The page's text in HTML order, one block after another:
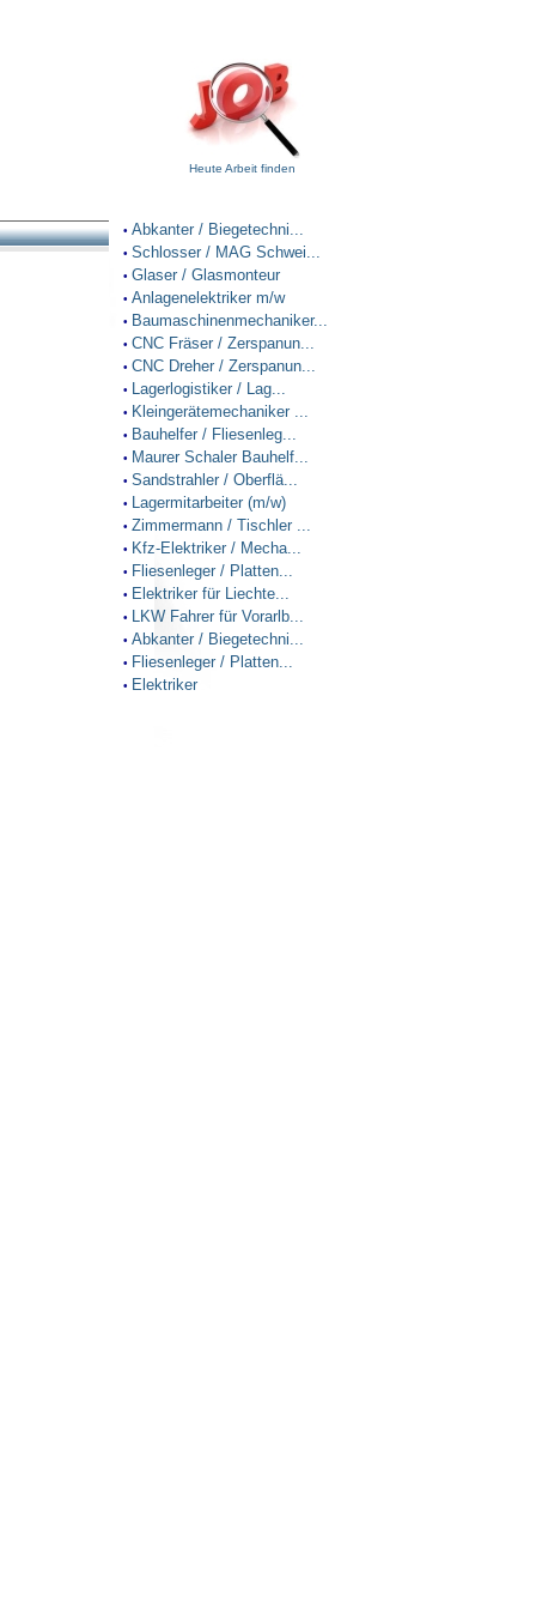
Heute Arbeit finden
• Abkanter / Biegetechni...
• Schlosser / MAG Schwei...
• Glaser / Glasmonteur
• Anlagenelektriker m/w
• Baumaschinenmechaniker...
• CNC Fräser / Zerspanun...
• CNC Dreher / Zerspanun...
• Lagerlogistiker / Lag...
• Kleingerätemechaniker ...
• Bauhelfer / Fliesenleg...
• Maurer Schaler Bauhelf...
• Sandstrahler / Oberflä...
• Lagermitarbeiter (m/w)
• Zimmermann / Tischler ...
• Kfz-Elektriker / Mecha...
• Fliesenleger / Platten...
• Elektriker für Liechte...
• LKW Fahrer für Vorarlb...
• Abkanter / Biegetechni...
• Fliesenleger / Platten...
• Elektriker